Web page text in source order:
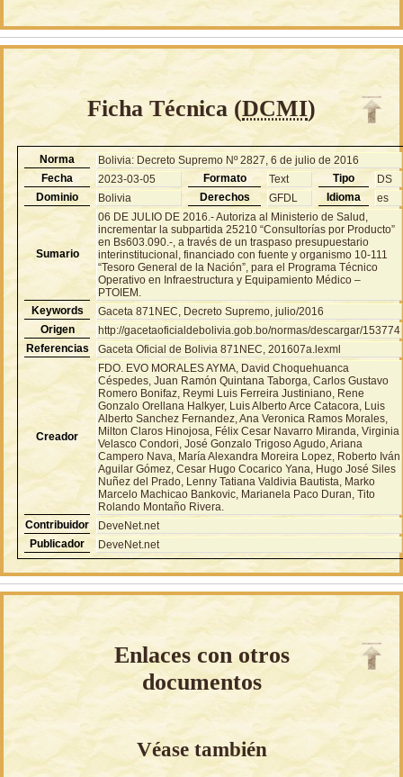
Ficha Técnica (DCMI)
Norma
Bolivia: Decreto Supremo Nº 2827, 6 de julio de 2016
Fecha
2023-03-05 Formato Text Tipo
DS
Dominio
Bolivia Derechos GFDL Idioma es
Sumario
06 DE JULIO DE 2016.- Autoriza al Ministerio de Salud,
incrementar la subpartida 25210 “Consultorías por Producto”
en Bs603.090.-, a través de un traspaso presupuestario
interinstitucional, financiado con fuente y organismo 10-111
“Tesoro General de la Nación”, para el Programa Técnico
Operativo en Infraestructura y Equipamiento Médico –
PTOIEM.
Keywords
Gaceta 871NEC, Decreto Supremo, julio/2016
Origen
http://gacetaoficialdebolivia.gob.bo/normas/descargar/153774
Referencias
Gaceta Oficial de Bolivia 871NEC, 201607a.lexml
Creador
FDO. EVO MORALES AYMA, David Choquehuanca
Céspedes, Juan Ramón Quintana Taborga, Carlos Gustavo
Romero Bonifaz, Reymi Luis Ferreira Justiniano, Rene
Gonzalo Orellana Halkyer, Luis Alberto Arce Catacora, Luis
Alberto Sanchez Fernandez, Ana Veronica Ramos Morales,
Milton Claros Hinojosa, Félix Cesar Navarro Miranda, Virginia
Velasco Condori, José Gonzalo Trigoso Agudo, Ariana
Campero Nava, María Alexandra Moreira Lopez, Roberto Iván
Aguilar Gómez, Cesar Hugo Cocarico Yana, Hugo José Siles
Nuñez del Prado, Lenny Tatiana Valdivia Bautista, Marko
Marcelo Machicao Bankovic, Marianela Paco Duran, Tito
Rolando Montaño Rivera.
Contribuidor
DeveNet.net
Publicador
DeveNet.net
Enlaces con otros
documentos
Véase también